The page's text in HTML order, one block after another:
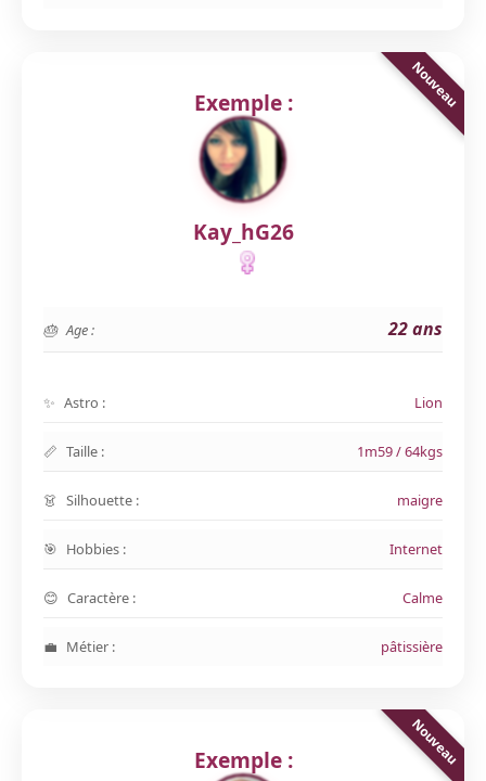
Exemple :
Kay_hG26
Age : 22 ans
Astro : Lion
Taille : 1m59 / 64kgs
Silhouette : maigre
Hobbies : Internet
Caractère : Calme
Métier : pâtissière
Exemple :